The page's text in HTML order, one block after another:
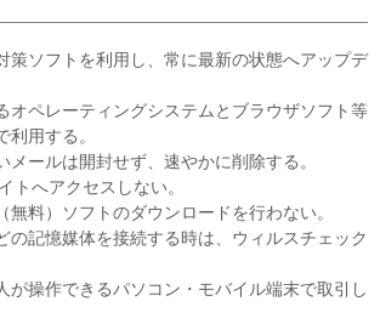
策ソフトを利用し、常に最新の状態へアップデ
オペレーティングシステムとブラウザソフト等
利用する。
メールは開封せず、速やかに削除する。
トへアクセスしない。
無料）ソフトのダウンロードを行わない。
の記憶媒体を接続する時は、ウィルスチェック
が操作できるパソコン・モバイル端末で取引し